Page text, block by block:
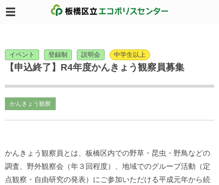
イベント 登録制 説明会 中学生以上
【申込終了】R4年度かんきょう観察員募集
かんきょう観察
かんきょう観察員とは、板橋区内での野草・昆虫・野鳥などの
調査、野外観察会（年３回程度）、地域でのグループ活動（定
点観察・自由研究の発表）にご参加いただける平成元年から続